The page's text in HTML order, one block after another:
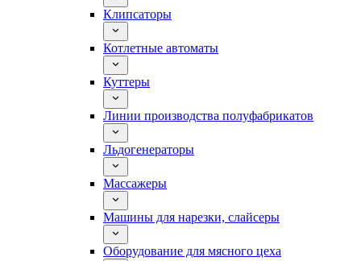
Клипсаторы
Котлетные автоматы
Куттеры
Линии производства полуфабрикатов
Льдогенераторы
Массажеры
Машины для нарезки, слайсеры
Оборудование для мясного цеха